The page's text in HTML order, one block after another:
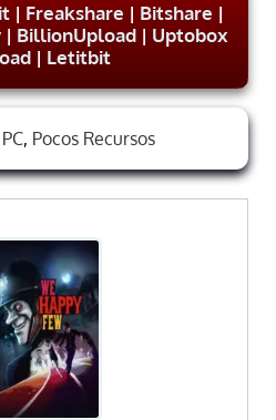
| Freakshare | Bitshare |
| BillionUpload| Uptobox
| Letitbit
, Pocos Recursos